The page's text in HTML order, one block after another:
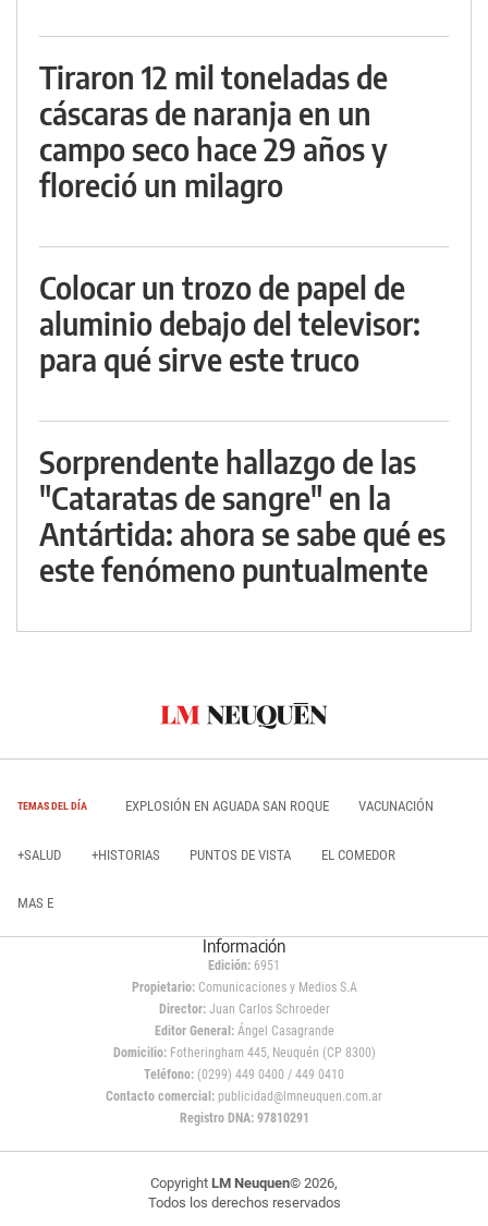
Tiraron 12 mil toneladas de
cáscaras de naranja en un
campo seco hace 29 años y
floreció un milagro
Colocar un trozo de papel de
aluminio debajo del televisor:
para qué sirve este truco
Sorprendente hallazgo de las
"Cataratas de sangre" en la
Antártida: ahora se sabe qué es
este fenómeno puntualmente
TEMAS DEL DÍA EXPLOSIÓN EN AGUADA SAN ROQUE VACUNACIÓN
+SALUD +HISTORIAS PUNTOS DE VISTA EL COMEDOR
MAS E
Información
Edición: 6951
Propietario:Comunicaciones y Medios S.A
Director: Juan Carlos Schroeder
Editor General:Ángel Casagrande
Domicilio:Fotheringham 445, Neuquén (CP 8300)
Teléfono: (0299) 449 0400 / 449 0410
Contacto comercial: publicidad@lmneuquen.com.ar
Registro DNA: 97810291
Copyright LM Neuquen© 2026,
Todos los derechos reservados